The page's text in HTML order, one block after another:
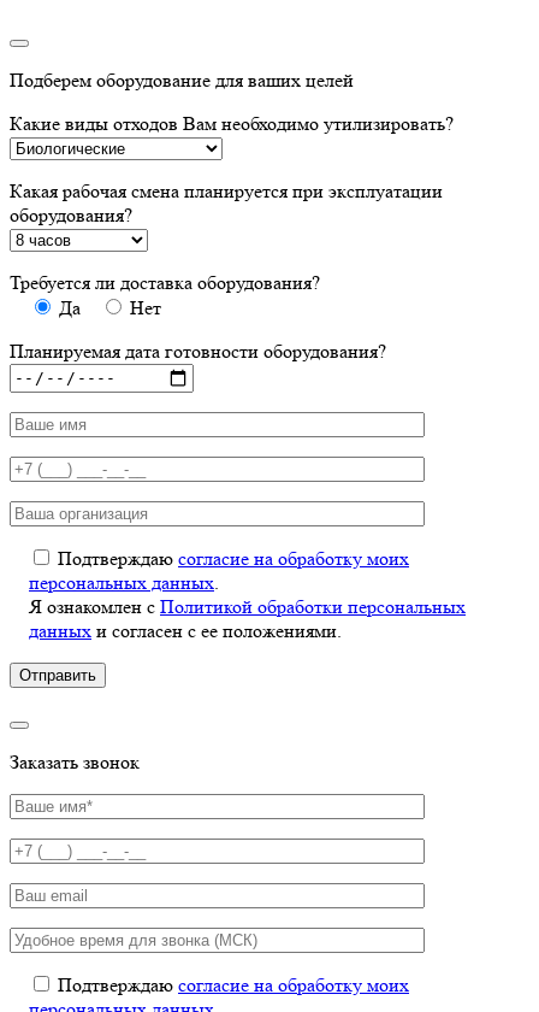
Подберем оборудование для ваших целей
Какие виды отходов Вам необходимо утилизировать?
Какая рабочая смена планируется при эксплуатации
оборудования?
Требуется ли доставка оборудования?
Да
Нет
Планируемая дата готовности оборудования?
Подтверждаю согласие на обработку моих
персональных данных
Я ознакомлен с Политикой обработки персональных
данных и согласен с ее положениями.
Заказать звонок
Подтверждаю согласие на обработку моих